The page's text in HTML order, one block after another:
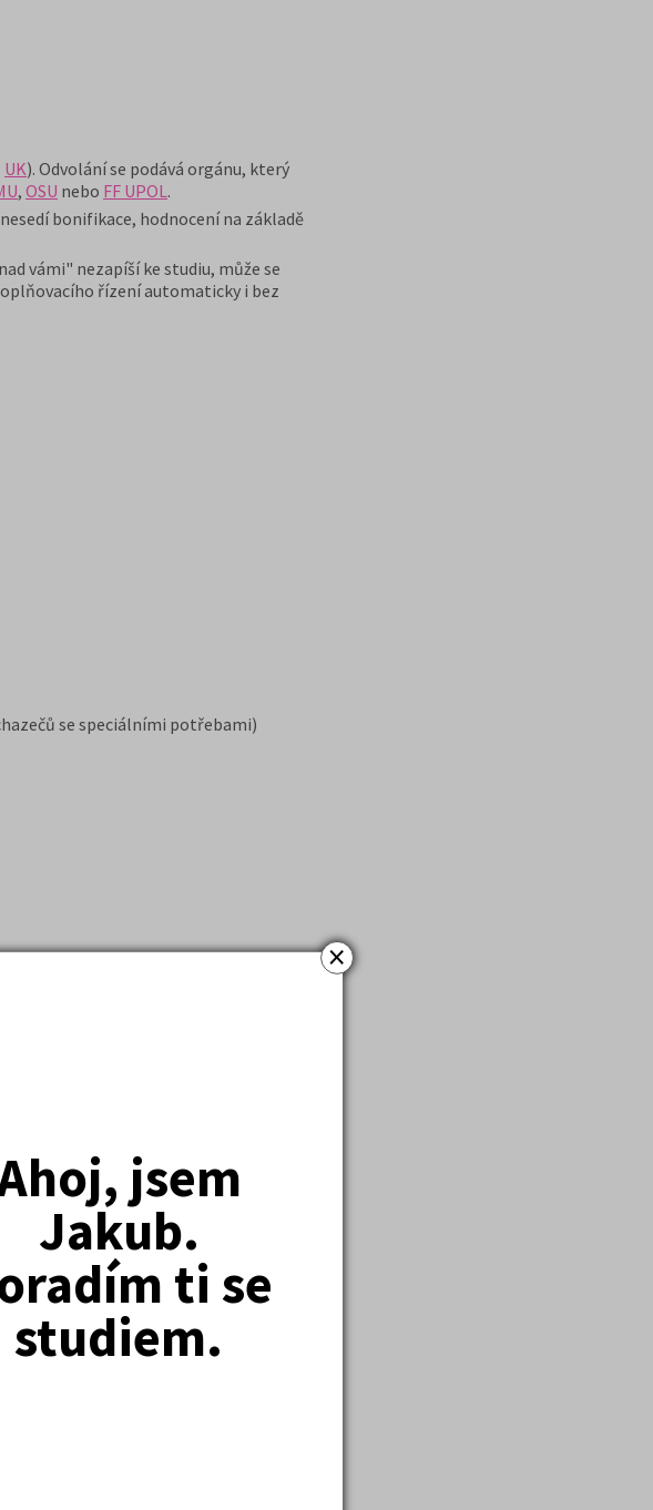
×
jsem
Jakub.
ti se
studiem.
UK). Odvolání se podává orgánu, který
, OSU nebo FF UPOL.
bonifikace, hodnocení na základě
vámi" nezapíší ke studiu, může se
řízení automaticky i bez
se speciálními potřebami)
poštou (ideálně doporučeně)
sledovat informace v řádu
lhůtu 30 dnů, ve složitějších
rozhodnutí.
místa po nezapsaných
nijak nezpoplatňují.